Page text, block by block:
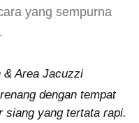
yang sempurna
& Area Jacuzzi
dengan tempat
siang yang tertata rapi.